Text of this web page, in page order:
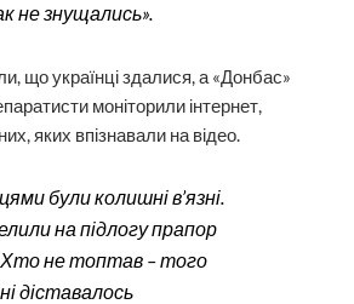
не знущались».
що українці здалися, а «Донбас»
моніторили інтернет,
яких впізнавали на відео.
були колишні в’язні.
на підлогу прапор
Хто не топтав – того
діставалось